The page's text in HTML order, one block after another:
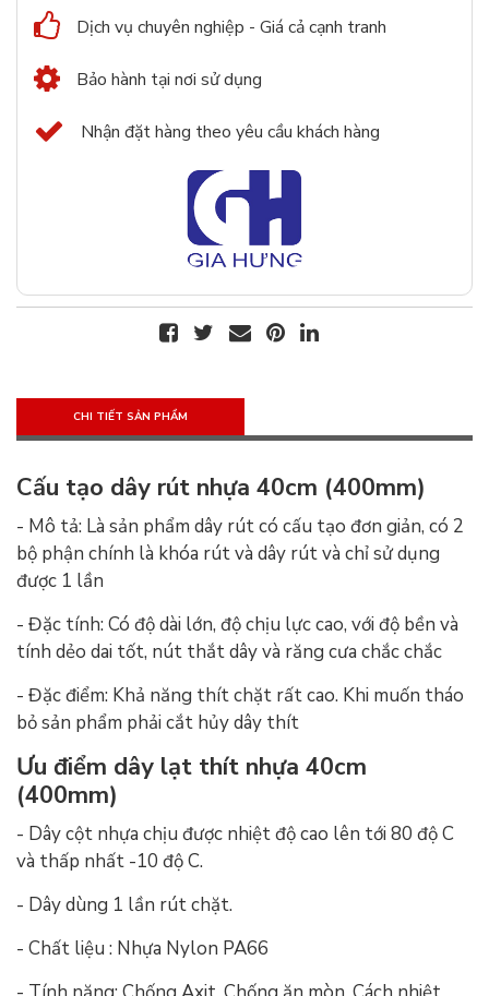
Dịch vụ chuyên nghiệp - Giá cả cạnh tranh
Bảo hành tại nơi sử dụng
Nhận đặt hàng theo yêu cầu khách hàng
CHI TIẾT SẢN PHẨM
Cấu tạo dây rút nhựa 40cm (400mm)
- Mô tả: Là sản phẩm dây rút có cấu tạo đơn giản, có 2
bộ phận chính là khóa rút và dây rút và chỉ sử dụng
được 1 lần
- Đặc tính: Có độ dài lớn, độ chịu lực cao, với độ bền và
tính dẻo dai tốt, nút thắt dây và răng cưa chắc chắc
- Đặc điểm: Khả năng thít chặt rất cao. Khi muốn tháo
bỏ sản phẩm phải cắt hủy dây thít
Ưu điểm dây lạt thít nhựa 40cm
(400mm)
- Dây cột nhựa chịu được nhiệt độ cao lên tới 80 độ C
và thấp nhất -10 độ C.
- Dây dùng 1 lần rút chặt.
- Chất liệu : Nhựa Nylon PA66